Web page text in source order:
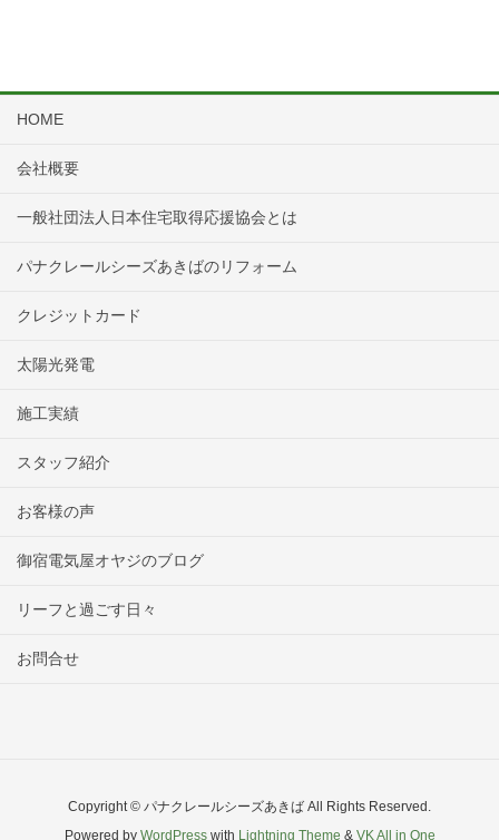
HOME
会社概要
一般社団法人日本住宅取得応援協会とは
パナクレールシーズあきばのリフォーム
クレジットカード
太陽光発電
施工実績
スタッフ紹介
お客様の声
御宿電気屋オヤジのブログ
リーフと過ごす日々
お問合せ
Copyright © パナクレールシーズあきば All Rights Reserved.
Powered by WordPresswith Lightning Theme & VK All in One